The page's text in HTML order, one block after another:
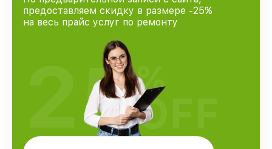
предоставляем скидку в размере -25%
на весь прайс услуг по ремонту
25%
OFF